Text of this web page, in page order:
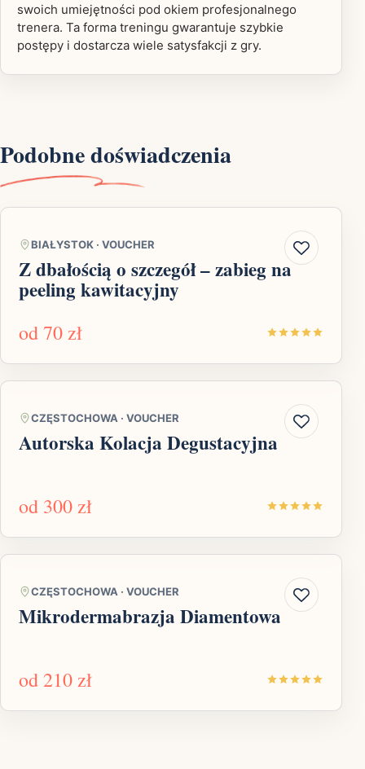
swoich umiejętności pod okiem profesjonalnego
trenera. Ta forma treningu gwarantuje szybkie
postępy i dostarcza wiele satysfakcji z gry.
Podobne doświadczenia
BIAŁYSTOK · VOUCHER
Z dbałością o szczegół – zabieg na
peeling kawitacyjny
od70 zł
CZĘSTOCHOWA · VOUCHER
Autorska Kolacja Degustacyjna
od 300 zł
CZĘSTOCHOWA · VOUCHER
Mikrodermabrazja Diamentowa
od 210 zł